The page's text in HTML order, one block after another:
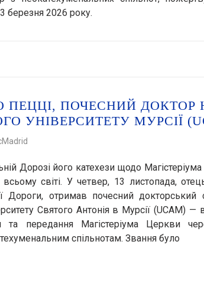
березня 2026 року.
ПОЧЕСНИЙ ДОКТОР
УНІВЕРСИТЕТУ МУРСІЇ
Дорозі його катехези щодо
світі. У четвер, 13 листопада,
Дороги, отримав почесний докторський
Святого Антонія в Мурсії (UCAM)
та передання Магістеріума Церкви
спільнотам. Звання було